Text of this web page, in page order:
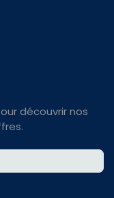
découvrir nos